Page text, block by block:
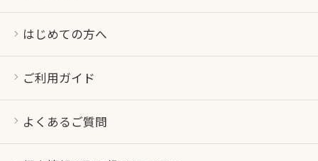
はじめての方へ
ご利用ガイド
よくあるご質問